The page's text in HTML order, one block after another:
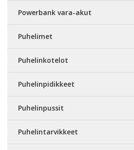
Powerbank vara-akut
Puhelimet
Puhelinkotelot
Puhelinpidikkeet
Puhelinpussit
Puhelintarvikkeet